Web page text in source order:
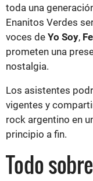
toda una
Enanitos Verdes
voces de Yo Soy,
prometen una
nostalgia.
Los asistentes
vigentes y
rock argentino en
principio a fin.
Todo